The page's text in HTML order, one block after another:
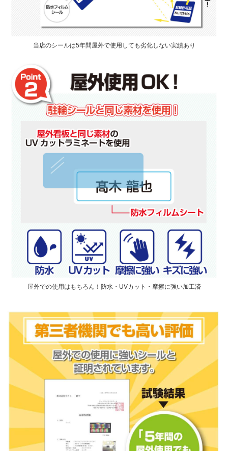
当店のシールは5年間屋外で使用しても劣化しない実績あり
屋外での使用はもちろん！防水・UVカット・摩擦に強い加工済